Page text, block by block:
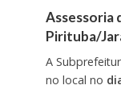
Assessoria
Pirituba/
A
no local no